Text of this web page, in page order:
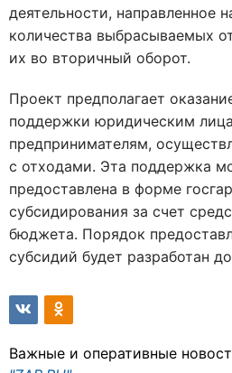
деятельности, направленное
количества выбрасываемых
их во вторичный оборот.
Проект предполагает
поддержки юридическим
предпринимателям,
с отходами. Эта поддержка
предоставлена в форме
субсидирования за счет
бюджета. Порядок
субсидий будет разработан
Важные и оперативные